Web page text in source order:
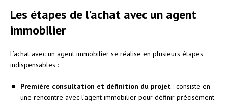
Les étapes de l’achat avec un agent
immobilier
L’achat avec un agent immobilier se réalise en plusieurs étapes
indispensables :
Première consultation et définition du projet : consiste en
une rencontre avec l’agent immobilier pour définir précisément